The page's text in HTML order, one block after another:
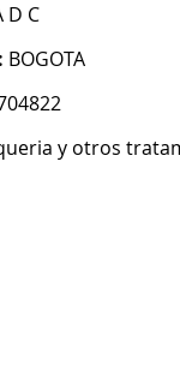
D C
BOGOTA
y otros